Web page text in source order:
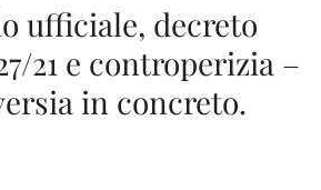
ufficiale, decreto
21 e controperizia –
in concreto.